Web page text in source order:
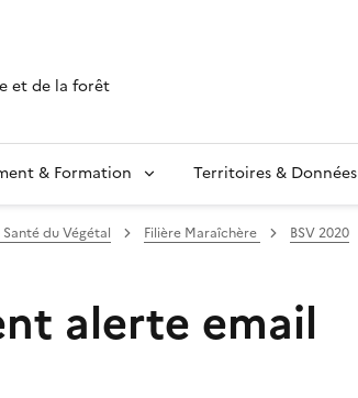
et de la forêt
& Formation Territoires & Données
du Végétal Filière Maraîchère BSV 2020
alerte email